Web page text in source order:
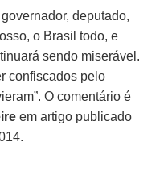
deputado,
o Brasil todo, e
sendo miserável.
confiscados pelo
O comentário é
em artigo publicado